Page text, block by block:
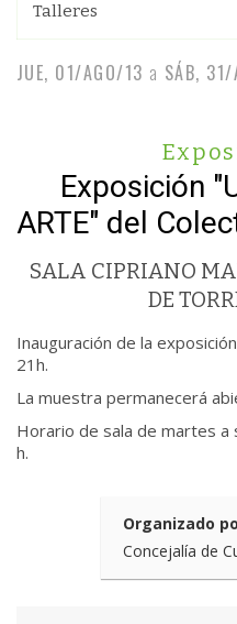
Talleres
JUE, 01/AGO/13 a SÁB,
Exposición
ARTE" del
SALA CIPRIANO
DE
Inauguración de la
21h.
La muestra permanecerá
Horario de sala de martes a
h.
Organizado
Concejalía de